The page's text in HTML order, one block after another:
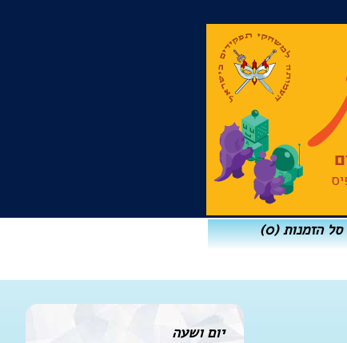
סל הזמנות(0)
יום ושעה